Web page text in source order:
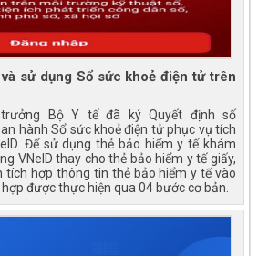
sử dụng Sổ sức khoẻ điện tử trên
trưởng Bộ Y tế đã ký Quyết định số
hành Sổ sức khoẻ điện tử phục vụ tích
Để sử dụng thẻ bảo hiểm y tế khám
VNeID thay cho thẻ bảo hiểm y tế giấy,
tích hợp thông tin thẻ bảo hiểm y tế vào
được thực hiện qua 04 bước cơ bản.